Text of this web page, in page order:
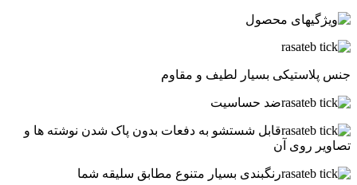
جنس پلاستیکی بسیار لطیف و مقاوم
ضد حساسیت
قابل شستشو به دفعات بدون پاک شدن نوشته ها و
تصاویر روی آن
رنگبندی بسیار متنوع مطابق سلیقه شما